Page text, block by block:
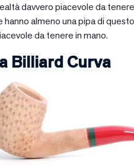
davvero piacevole da
hanno almeno una pipa di
da tenere in mano.
Billiard Curva